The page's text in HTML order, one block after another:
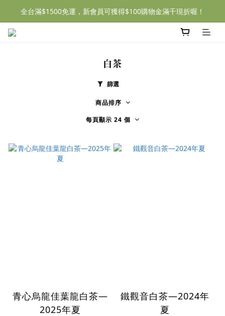
全台滿$1500免運，新會員可獲得$100購物金滿千現折喔！
白茶
篩選
商品排序
每頁顯示 24 個
青心烏龍佳葉龍白茶—
2025年夏
鐵觀音白茶—2024年
夏